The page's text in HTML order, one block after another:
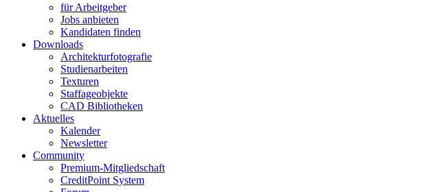
für Arbeitgeber
Jobs anbieten
Kandidaten finden
Downloads
Architekturfotografie
Studienarbeiten
Texturen
Staffageobjekte
CAD Bibliotheken
Aktuelles
Kalender
Newsletter
Community
Premium-Mitgliedschaft
CreditPoint System